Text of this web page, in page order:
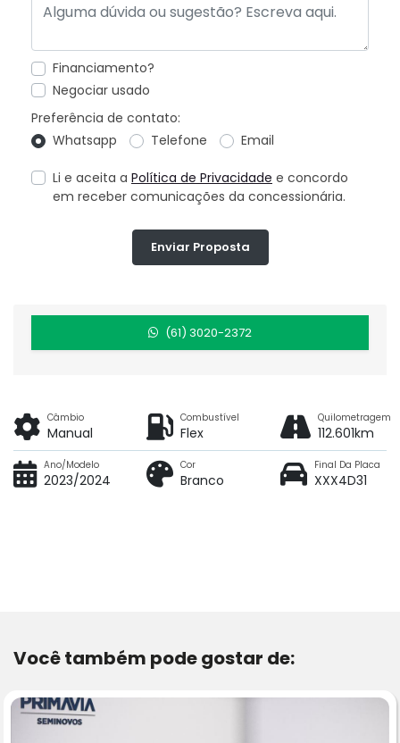
(61) 3020-2372
Financiamento?
Negociar usado
Preferência de contato:
Whatsapp
Telefone Email
Li e aceita a Política de Privacidade e concordo
em receber comunicações da concessionária.
Enviar Proposta
Câmbio
Manual
Combustível
Flex
Quilometragem
112.601km
Ano/Modelo
2023/2024
Cor
Branco
Final Da Placa
XXX4D31
Você também pode gostar de: